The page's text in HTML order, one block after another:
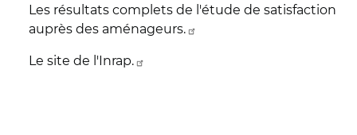
Les résultats complets de l'étude de satisfaction
auprès des aménageurs.
Le site de l'Inrap.